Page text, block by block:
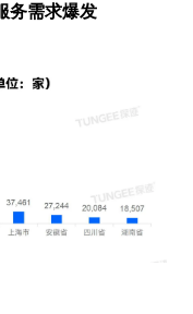
务需求爆发